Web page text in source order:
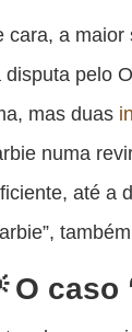
cara, a maior
disputa pelo
mas duas
numa
até a
O caso